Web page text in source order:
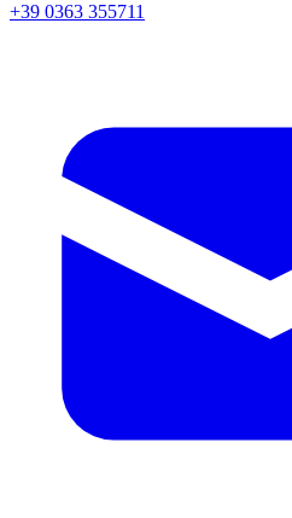
+39 0363 355711